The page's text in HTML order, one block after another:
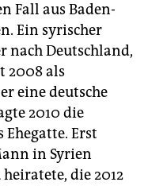
Fall aus Baden-
Ein syrischer
nach Deutschland,
2008 als
eine deutsche
2010 die
Erst
in Syrien
die 2012